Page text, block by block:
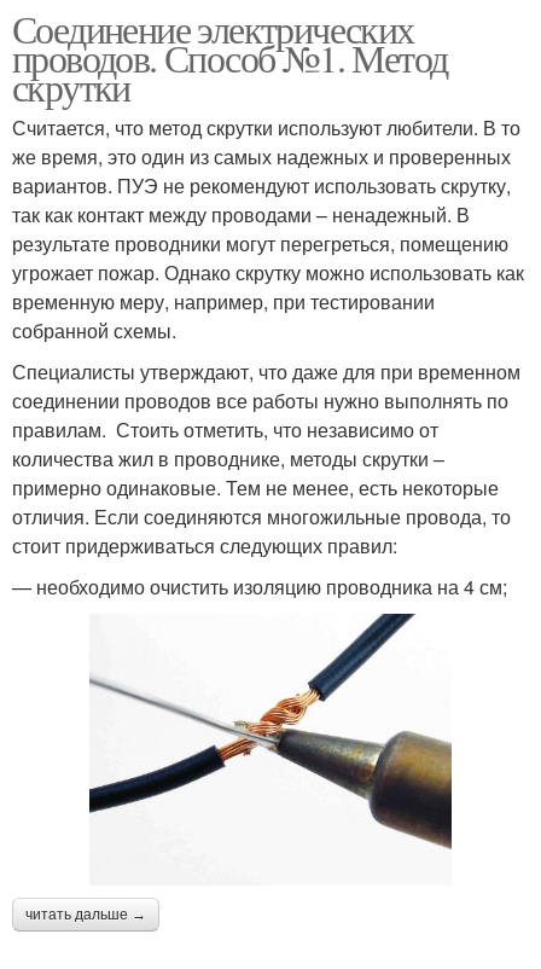
Соединение электрических
проводов. Способ №1. Метод
скрутки
Считается, что метод скрутки используют любители. В то
же время, это один из самых надежных и проверенных
вариантов. ПУЭ не рекомендуют использовать скрутку,
так как контакт между проводами – ненадежный. В
результате проводники могут перегреться, помещению
угрожает пожар. Однако скрутку можно использовать как
временную меру, например, при тестировании
собранной схемы.
Специалисты утверждают, что даже для при временном
соединении проводов все работы нужно выполнять по
правилам. Стоить отметить, что независимо от
количества жил в проводнике, методы скрутки –
примерно одинаковые. Тем не менее, есть некоторые
отличия. Если соединяются многожильные провода, то
стоит придерживаться следующих правил:
— необходимо очистить изоляцию проводника на 4 см;
читать дальше →